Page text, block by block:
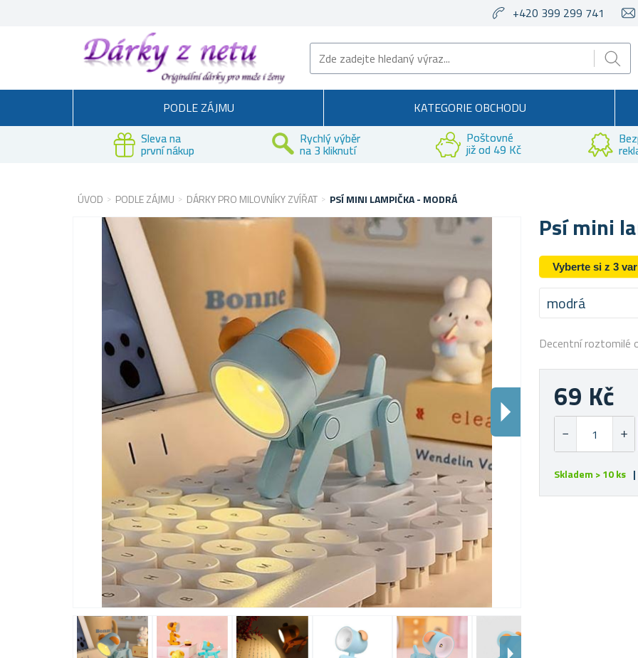
+420 399 299 741
PODLE ZÁJMU KATEGORIE OBCHODU
Sleva na
první nákup
Rychlý výběr
na 3 kliknutí
Poštovné
již od 49 Kč
ÚVOD PODLE ZÁJMU DÁRKY PRO MILOVNÍKY ZVÍŘAT PSÍ MINI LAMPIČKA - MODRÁ
Psí mini
Vyberte si z 3
modrá
Decentní roztomilé
69 Kč
Skladem > 10 ks